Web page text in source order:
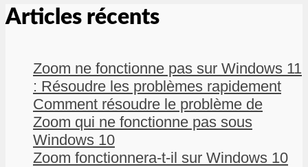
Articles récents
Zoom ne fonctionne pas sur Windows 11
: Résoudre les problèmes rapidement
Comment résoudre le problème de
Zoom qui ne fonctionne pas sous
Windows 10
Zoom fonctionnera-t-il sur Windows 10